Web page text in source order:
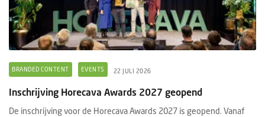
BRANDED CONTENT EVENTS 22 JULI 2026
Inschrijving Horecava Awards 2027 geopend
De inschrijving voor de Horecava Awards 2027 is geopend. Vanaf